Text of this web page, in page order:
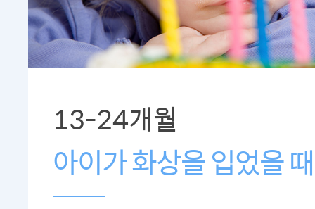
13-24개월
아이가 화상을 입었을 때